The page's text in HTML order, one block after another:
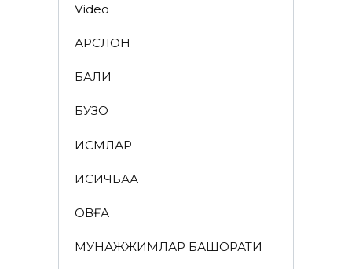
Video
АРСЛОН
БАЛИҚ
БУЗОҚ
ИСМЛАР
ҚИСҚИЧБАҚА
ҚОВҒА
МУНАЖЖИМЛАР БАШОРАТИ